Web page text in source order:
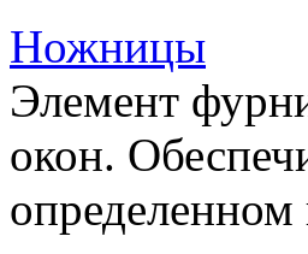
Ножницы
Элемент
окон.